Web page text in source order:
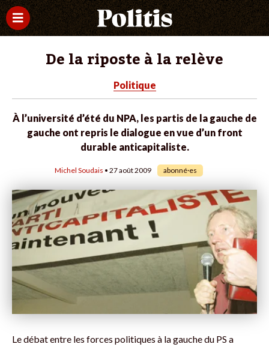
De la riposte à la relève
Politique
À l’université d’été du NPA, les partis de la gauche de
gauche ont repris le dialogue en vue d’un front
durable anticapitaliste.
Michel Soudais • 27 août 2009 abonné·es
Le débat entre les forces politiques à la gauche du PS a